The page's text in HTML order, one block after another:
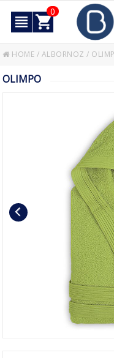
0
HOME / ALBORNOZ /
OLIMPO